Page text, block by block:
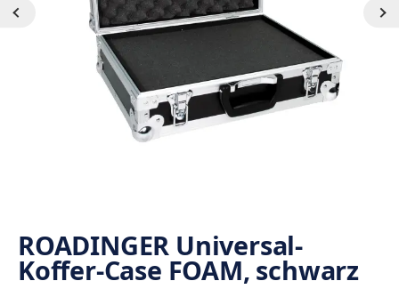
ROADINGER Universal-
Koffer-Case FOAM, schwarz